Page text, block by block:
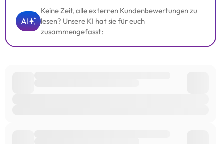
AI
Keine Zeit, alle externen Kundenbewertungen zu
lesen? Unsere KI hat sie für euch
zusammengefasst: